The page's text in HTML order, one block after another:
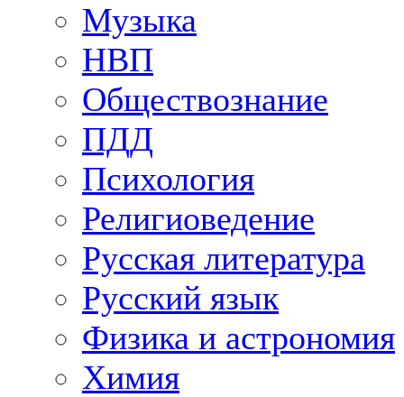
Музыка
НВП
Обществознание
ПДД
Психология
Религиоведение
Русская литература
Русский язык
Физика и астрономия
Химия